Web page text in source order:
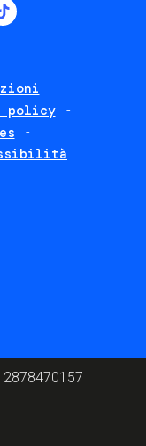
ulteriori
policy